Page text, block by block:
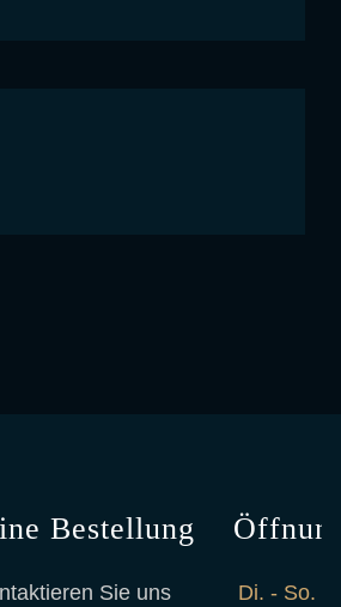
Bestellung
Sie uns
Di. - So.